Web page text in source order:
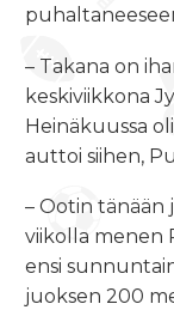
– Takana on
keskiviikkona
Heinäkuussa
auttoi siihen,
– Ootin tänään
viikolla menen
ensi
juoksen 200